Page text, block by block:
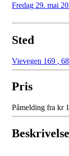
Fredag 29. mai
Sted
Vievegen 169 ,
Pris
Påmelding fra kr
Beskrivelse